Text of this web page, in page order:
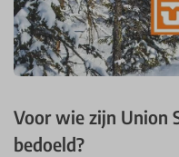
Voor wie zijn Union
bedoeld?